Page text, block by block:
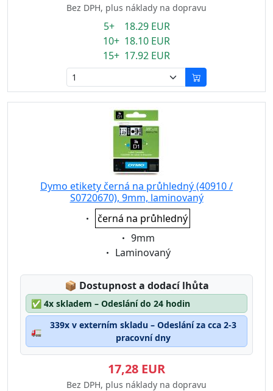
Bez DPH, plus náklady na dopravu
5+ 18.29 EUR
10+ 18.10 EUR
15+ 17.92 EUR
Dymo etikety černá na průhledný (40910 /
S0720670), 9mm, laminovaný
Eigenschaft:
černá na průhledný
Eigenschaft:
9mm
Eigenschaft:
Laminovaný
📦 Lagerstatus:
Dostupnost a dodací lhůta
✅ 4x skladem – Odeslání do 24 hodin
🚛
339x v externím skladu – Odeslání za cca 2-3
pracovní dny
17,28 EUR
Bez DPH, plus náklady na dopravu